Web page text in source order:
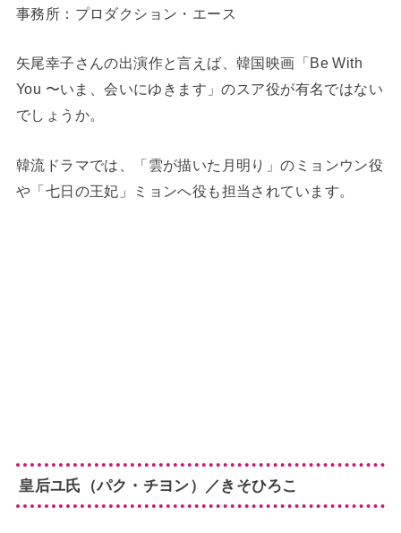
事務所：プロダクション・エース
矢尾幸子さんの出演作と言えば、韓国映画「Be With
You 〜いま、会いにゆきます」のスア役が有名ではない
でしょうか。
韓流ドラマでは、「雲が描いた月明り」のミョンウン役
や「七日の王妃」ミョンへ役も担当されています。
皇后ユ氏（パク・チヨン）／きそひろこ